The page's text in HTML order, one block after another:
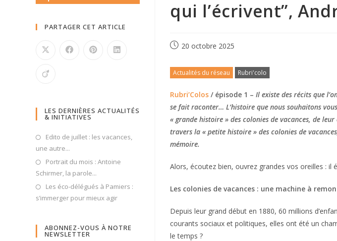
qui l’écrivent”,
20 octobre 2025
Actualités du réseau Rubri'colo
Rubri’Colos / épisode 1 – Il existe des récits que
se fait raconter… L’histoire que nous souhaitons
« grande histoire » des colonies de vacances, de
travers la « petite histoire » des colonies de
mémoire.
Alors, écoutez bien, ouvrez grandes vos oreilles : il
Les colonies de vacances : une machine à
Depuis leur grand début en 1880, 60 millions
courants sociaux et politiques, elles ont été un
le temps ?
PARTAGER CET ARTICLE
LES DERNIÈRES ACTUALITÉS
& INITIATIVES
Edito de juillet : les vacances,
une autre...
Portrait du mois : Antoine
Schirmer, la parole...
Les éco-délégués à Pamiers :
s’immerger pour mieux agir
ABONNEZ-VOUS À NOTRE
NEWSLETTER